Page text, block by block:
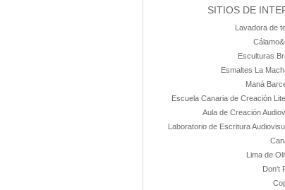
SITIOS DE
Lavadora de
Esculturas
Esmaltes La
Maná
Escuela Canaria de Creación
Aula de Creación
Laboratorio de Escritura
Lima de
Don't